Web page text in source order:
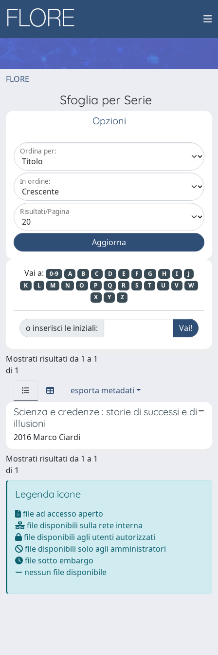
FLORE
Sfoglia per Serie
Opzioni
Ordina per:
In ordine:
Risultati/Pagina
Vai a: 0-9 A B C D E F G H I
J
K
L M N O P Q R S T U V
W
X
Y Z
o inserisci le iniziali:
Mostrati risultati da 1 a 1
di 1
esporta metadati
Scienza e credenze : storie di successi e di
illusioni
2016 Marco Ciardi
Mostrati risultati da 1 a 1
di 1
Legenda icone
file ad accesso aperto
file disponibili sulla rete interna
file disponibili agli utenti autorizzati
file disponibili solo agli amministratori
file sotto embargo
nessun file disponibile